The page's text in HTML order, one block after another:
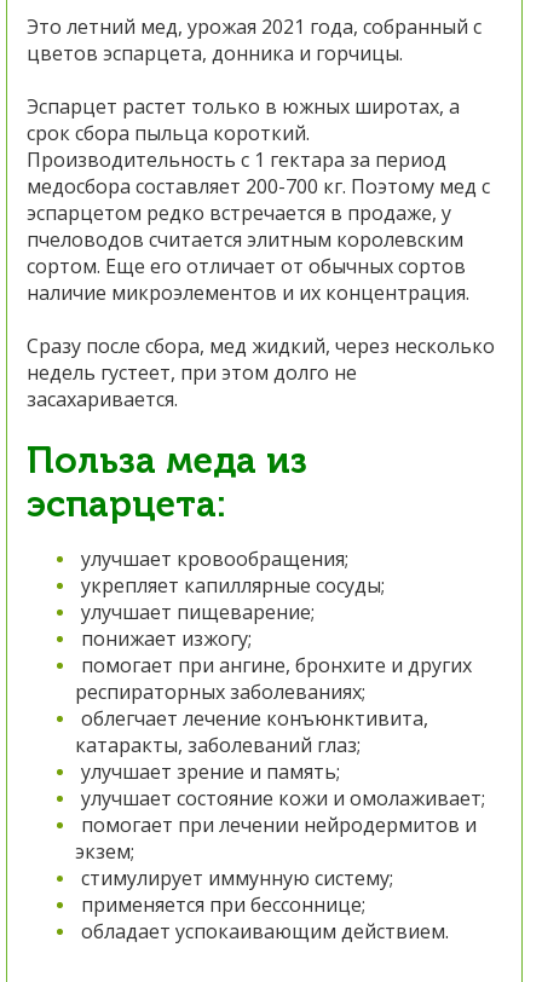
Это летний мед, урожая 2021 года, собранный с
цветов эспарцета, донника и горчицы.
Эспарцет растет только в южных широтах, а
срок сбора пыльца короткий.
Производительность с 1 гектара за период
медосбора составляет 200-700 кг. Поэтому мед с
эспарцетом редко встречается в продаже, у
пчеловодов считается элитным королевским
сортом. Еще его отличает от обычных сортов
наличие микроэлементов и их концентрация.
Сразу после сбора, мед жидкий, через несколько
недель густеет, при этом долго не
засахаривается.
Польза меда из
эспарцета:
улучшает кровообращения;
укрепляет капиллярные сосуды;
улучшает пищеварение;
понижает изжогу;
помогает при ангине, бронхите и других
респираторных заболеваниях;
облегчает лечение конъюнктивита,
катаракты, заболеваний глаз;
улучшает зрение и память;
улучшает состояние кожи и омолаживает;
помогает при лечении нейродермитов и
экзем;
стимулирует иммунную систему;
применяется при бессоннице;
обладает успокаивающим действием.